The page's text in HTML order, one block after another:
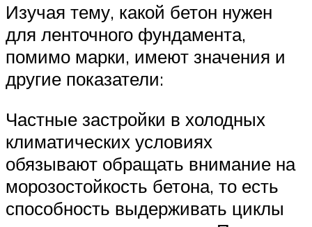
Изучая тему, какой бетон нужен
для ленточного фундамента,
помимо марки, имеют значения и
другие показатели:
Частные застройки в холодных
климатических условиях
обязывают обращать внимание на
морозостойкость бетона, то есть
способность выдерживать циклы